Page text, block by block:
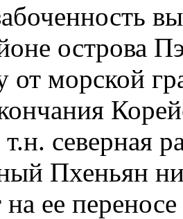
острова
от морской
северная
Пхеньян
на ее